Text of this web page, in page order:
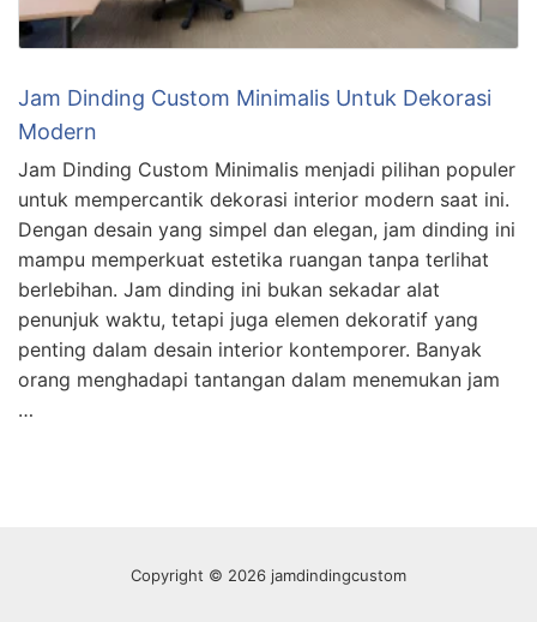
Jam Dinding Custom Minimalis Untuk Dekorasi
Modern
Jam Dinding Custom Minimalis menjadi pilihan populer
untuk mempercantik dekorasi interior modern saat ini.
Dengan desain yang simpel dan elegan, jam dinding ini
mampu memperkuat estetika ruangan tanpa terlihat
berlebihan. Jam dinding ini bukan sekadar alat
penunjuk waktu, tetapi juga elemen dekoratif yang
penting dalam desain interior kontemporer. Banyak
orang menghadapi tantangan dalam menemukan jam
…
Copyright © 2026 jamdindingcustom